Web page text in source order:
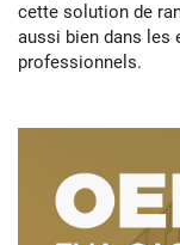
cette solution de
aussi bien dans les
professionnels.